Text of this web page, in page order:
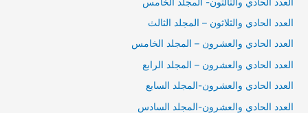
العدد الحادي والثلاثون – المجلد الثالث
العدد الحادي والعشرون – المجلد الخامس
العدد الحادي والعشرون – المجلد الرابع
العدد الحادي والعشرون-المجلد السابع
العدد الحادي والعشرون-المجلد السادس